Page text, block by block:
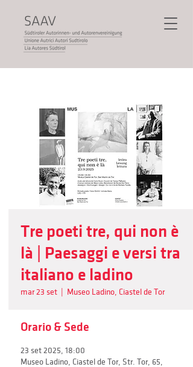
Tre poeti tre, qui non è
là | Paesaggi e versi tra
italiano e ladino
mar 23 set Museo Ladino, Ciastel de Tor
Orario & Sede
23 set 2025, 18:00
Museo Ladino, Ciastel de Tor, Str. Tor, 65,